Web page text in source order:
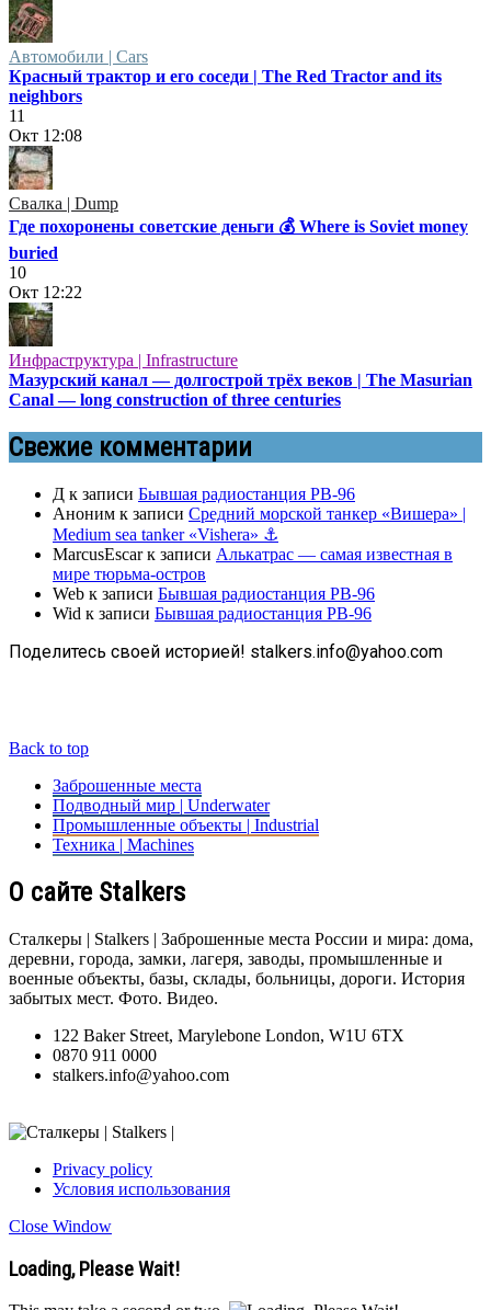
Автомобили | Cars
Красный трактор и его соседи | The Red Tractor and its
neighbors
11
Окт 12:08
Свалка | Dump
Где похоронены советские деньги 💰 Where is Soviet money
buried
10
Окт 12:22
Инфраструктура | Infrastructure
Мазурский канал — долгострой трёх веков | The Masurian
Canal — long construction of three centuries
Свежие комментарии
Д к записи Бывшая радиостанция РВ-96
Аноним к записи Средний морской танкер «Вишера» |
Medium sea tanker «Vishera» ⚓
MarcusEscarк записи Алькатрас — самая известная в
мире тюрьма-остров
Web к записи Бывшая радиостанция РВ-96
Wid к записи Бывшая радиостанция РВ-96
Поделитесь своей историей! stalkers.info@yahoo.com
Back to top
Заброшенные места
Подводный мир | Underwater
Промышленные объекты | Industrial
Техника | Machines
О сайте Stalkers
Сталкеры | Stalkers | Заброшенные места России и мира: дома,
деревни, города, замки, лагеря, заводы, промышленные и
военные объекты, базы, склады, больницы, дороги. История
забытых мест. Фото. Видео.
122 Baker Street, Marylebone London, W1U 6TX
0870 911 0000
stalkers.info@yahoo.com
Privacy policy
Условия использования
Close Window
Loading, Please Wait!